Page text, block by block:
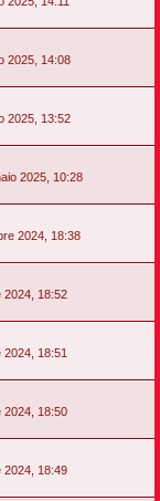
2025, 14:08
2025, 13:52
2025, 10:28
2024, 18:38
2024, 18:52
18:51
2024, 18:50
2024, 18:49